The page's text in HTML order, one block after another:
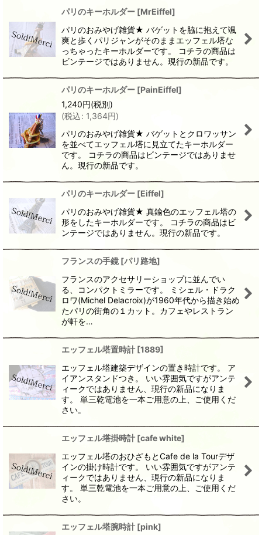
パリのキーホルダー [MrEiffel]
パリのおみやげ雑貨★ バゲットを脇に抱えて颯
爽と歩くパリジャンがそのままエッフェル塔な
っちゃったキーホルダーです。 コチラの商品は
ビンテージではありません。現行の新品です。
パリのキーホルダー [PainEiffel]
1,240円(税別)
(税込: 1,364円)
パリのおみやげ雑貨★ バゲットとクロワッサン
を並べてエッフェル塔に見立てたキーホルダー
です。 コチラの商品はビンテージではありませ
ん。現行の新品です。
パリのキーホルダー [Eiffel]
パリのおみやげ雑貨★ 真鍮色のエッフェル塔の
形をしたキーホルダーです。 コチラの商品はビ
ンテージではありません。現行の新品です。
フランスの手鏡 [パリ路地]
フランスのアクセサリーショップに並んでい
る、コンパクトミラーです。 ミシェル・ドラク
ロワ(Michel Delacroix)が1960年代から描き始め
たパリの街角の１カット。カフェやレストラン
が軒を…
エッフェル塔置時計 [1889]
エッフェル塔建築デザインの置き時計です。 ア
イアンスタンドつき。 いい雰囲気ですがアンテ
ィークではありません、現行の新品になりま
す。 単三乾電池を一本ご用意の上、ご使用くだ
さい。
エッフェル塔掛時計 [cafe white]
エッフェル塔のおひざもとCafe de la Tourデザ
インの掛け時計です。 いい雰囲気ですがアンテ
ィークではありません、現行の新品になりま
す。 単三乾電池を一本ご用意の上、ご使用くだ
さい。
エッフェル塔腕時計 [pink]